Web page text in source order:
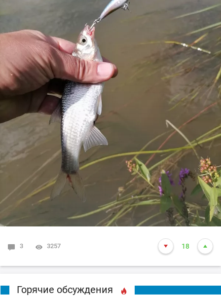
3 3257 18
Горячие обсуждения